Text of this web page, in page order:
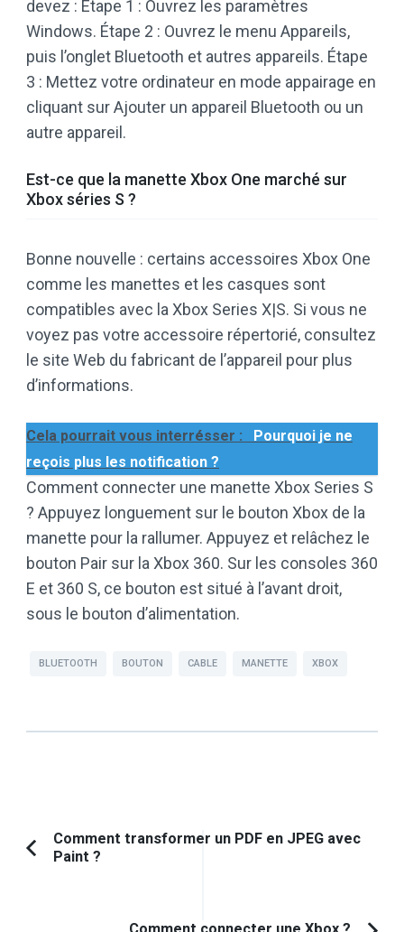
devez : Étape 1 : Ouvrez les paramètres
Windows. Étape 2 : Ouvrez le menu Appareils,
puis l’onglet Bluetooth et autres appareils. Étape
3 : Mettez votre ordinateur en mode appairage en
cliquant sur Ajouter un appareil Bluetooth ou un
autre appareil.
Est-ce que la manette Xbox One marché sur
Xbox séries S ?
Bonne nouvelle : certains accessoires Xbox One
comme les manettes et les casques sont
compatibles avec la Xbox Series X|S. Si vous ne
voyez pas votre accessoire répertorié, consultez
le site Web du fabricant de l’appareil pour plus
d’informations.
Cela pourrait vous interrésser :
Pourquoi je ne
reçois plus les notification ?
Comment connecter une manette Xbox Series S
? Appuyez longuement sur le bouton Xbox de la
manette pour la rallumer. Appuyez et relâchez le
bouton Pair sur la Xbox 360. Sur les consoles 360
E et 360 S, ce bouton est situé à l’avant droit,
sous le bouton d’alimentation.
BLUETOOTH BOUTON CABLE MANETTE XBOX
Navigation
d'article
Article
Comment transformer un PDF en JPEG avec
Paint ?